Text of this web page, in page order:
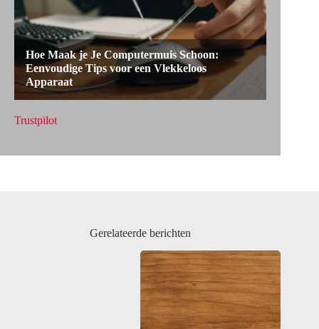
Trustpilot
Gerelateerde berichten